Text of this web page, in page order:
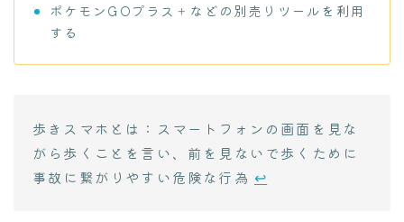
ポケモンGOプラス＋などの別売りツールを利用
する
歩きスマホとは：スマートフォンの画面を見な
がら歩くことを言い、前を見ないで歩くために
事故に繋がりやすい危険な行為 ↩︎